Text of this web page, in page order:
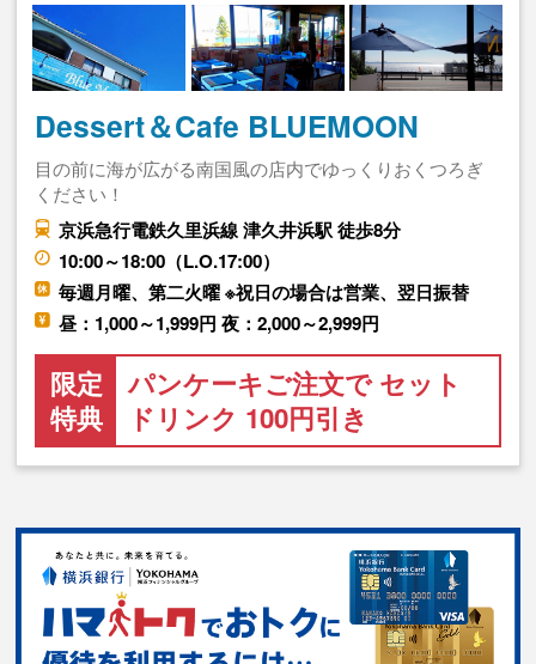
Dessert＆Cafe BLUEMOON
目の前に海が広がる南国風の店内でゆっくりおくつろぎ
ください！
京浜急行電鉄久里浜線 津久井浜駅 徒歩8分
10:00～18:00（L.O.17:00）
毎週月曜、第二火曜 ※祝日の場合は営業、翌日振替
昼：1,000～1,999円 夜：2,000～2,999円
限定
特典
パンケーキご注文で セット
ドリンク 100円引き